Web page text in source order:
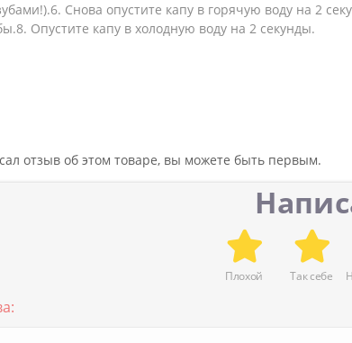
Снова опустите капу в горячую воду на 2
Опустите капу в холодную воду на 2 секунды.
отзыв об этом товаре, вы можете быть первым.
Плохой Так себе